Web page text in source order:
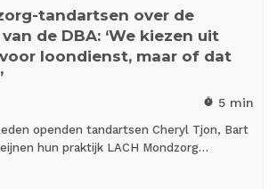
tandartsen over de
de DBA: ‘We kiezen uit
loondienst, maar of dat
timer 5 min
openden tandartsen Cheryl Tjon, Bart
hun praktijk LACH Mondzorg…